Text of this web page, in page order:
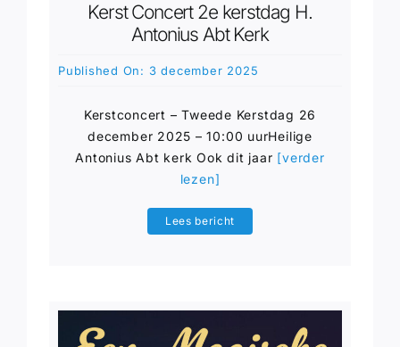
Kerst Concert 2e kerstdag H.
Antonius Abt Kerk
Published On: 3 december 2025
Kerstconcert – Tweede Kerstdag 26
december 2025 – 10:00 uurHeilige
Antonius Abt kerk Ook dit jaar [verder
lezen]
Lees bericht